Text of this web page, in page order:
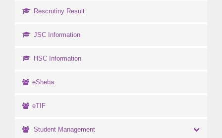
Rescrutiny Result
JSC Information
HSC Information
eSheba
eTIF
Student Management